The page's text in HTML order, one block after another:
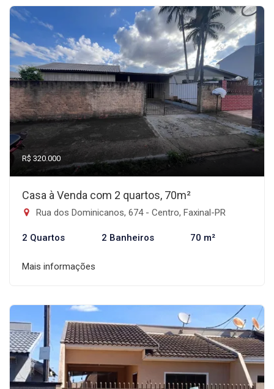
R$ 320.000
Casa à Venda com 2 quartos, 70m²
Rua dos Dominicanos, 674 - Centro, Faxinal-PR
2 Quartos 2 Banheiros 70 m²
Mais informações